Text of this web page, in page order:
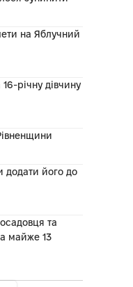
на Яблучний
річну дівчину
додати його до
та
майже 13